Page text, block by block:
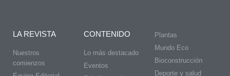
LA REVISTA
Nuestros
comienzos
CONTENIDO
Lo más destacado
Eventos
Plantas
Mundo Eco
Bioconstrucción
Deporte y salud